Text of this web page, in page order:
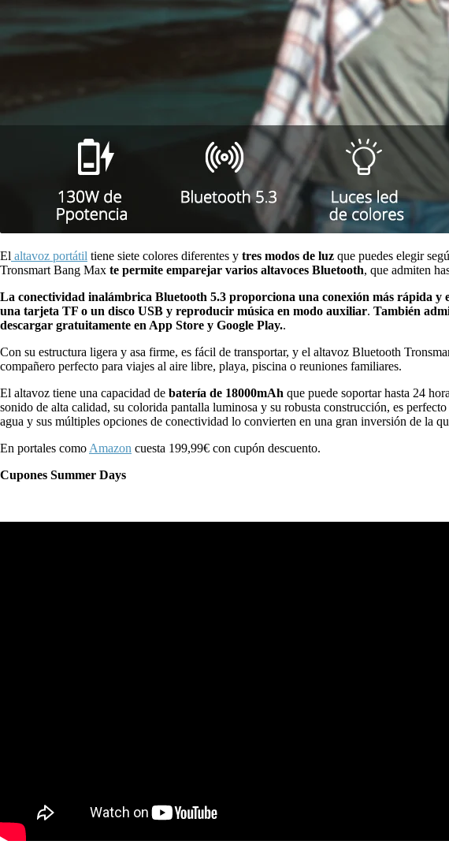
El altavoz portátil tiene siete colores diferentes y tres modos de luz que puedes elegir
Tronsmart Bang Max te permite emparejar varios altavoces Bluetooth, que admiten
La conectividad inalámbrica Bluetooth 5.3 proporciona una conexión más rápida y
una tarjeta TF o un disco USB y reproducir música en modo auxiliar. También
descargar gratuitamente en App Store y Google Play..
Con su estructura ligera y asa firme, es fácil de transportar, y el altavoz Bluetooth
compañero perfecto para viajes al aire libre, playa, piscina o reuniones familiares.
El altavoz tiene una capacidad de batería de 18000mAh que puede soportar hasta 24
sonido de alta calidad, su colorida pantalla luminosa y su robusta construcción, es
agua y sus múltiples opciones de conectividad lo convierten en una gran inversión de la
En portales como Amazon cuesta 199,99€ con cupón descuento.
Cupones Summer Days